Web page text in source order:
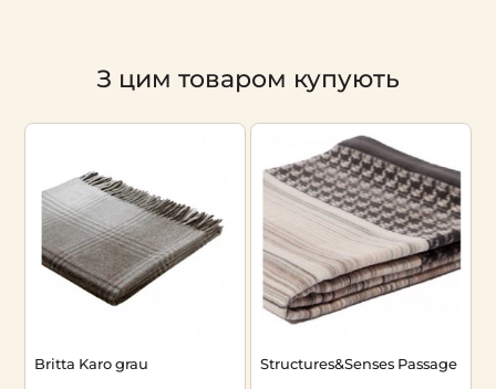
З цим товаром купують
Britta Karo grau Structures&Senses Passage